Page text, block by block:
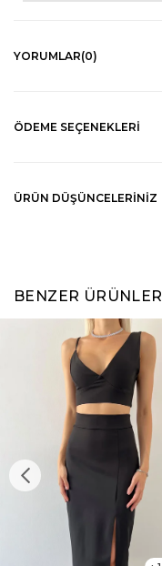
YORUMLAR(0)
ÖDEME SEÇENEKLERI
ÜRÜN DÜŞÜNCELERINIZ
BENZER ÜRÜNLER